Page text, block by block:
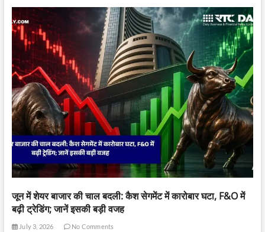
जून में शेयर बाजार की चाल बदली: कैश सेगमेंट में कारोबार घटा, F&O में
बढ़ी ट्रेडिंग; जानें इसकी बड़ी वजह
July 3, 2026 No Comments